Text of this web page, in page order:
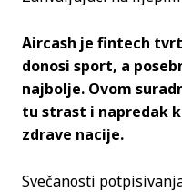
Aircash je fintech
donosi sport, a
najbolje. Ovom
tu strast i napredak
zdrave nacije.
Svečanosti